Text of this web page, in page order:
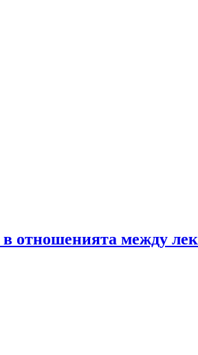
отношенията между